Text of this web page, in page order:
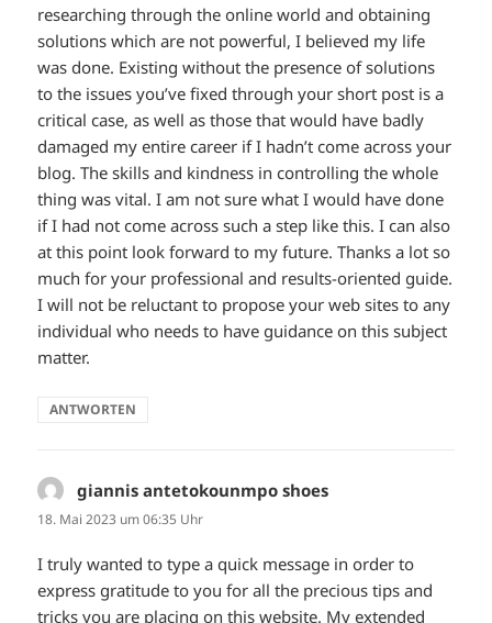
researching through the online world and obtaining
solutions which are not powerful, I believed my life
was done. Existing without the presence of solutions
to the issues you’ve fixed through your short post is a
critical case, as well as those that would have badly
damaged my entire career if I hadn’t come across your
blog. The skills and kindness in controlling the whole
thing was vital. I am not sure what I would have done
if I had not come across such a step like this. I can also
at this point look forward to my future. Thanks a lot so
much for your professional and results-oriented guide.
I will not be reluctant to propose your web sites to any
individual who needs to have guidance on this subject
matter.
ANTWORTEN
giannis antetokounmpo shoes
18. Mai 2023 um 06:35 Uhr
I truly wanted to type a quick message in order to
express gratitude to you for all the precious tips and
tricks you are placing on this website. My extended